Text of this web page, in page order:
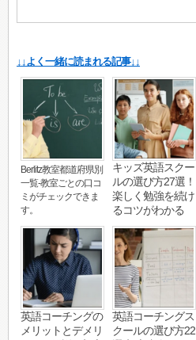
↓↓よく一緒に読まれる記事↓↓
Berlitz教室都道府県別
一覧-教室ごとの口コ
ミがチェックできま
す。
キッズ英語スクー
ルの選び方27選！
楽しく勉強を続け
るコツがわかる
英語コーチングの
メリットとデメリ
英語コーチングス
クールの選び方22